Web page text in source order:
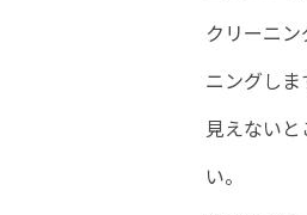
クリーニ
ニングしま
見えない
い。